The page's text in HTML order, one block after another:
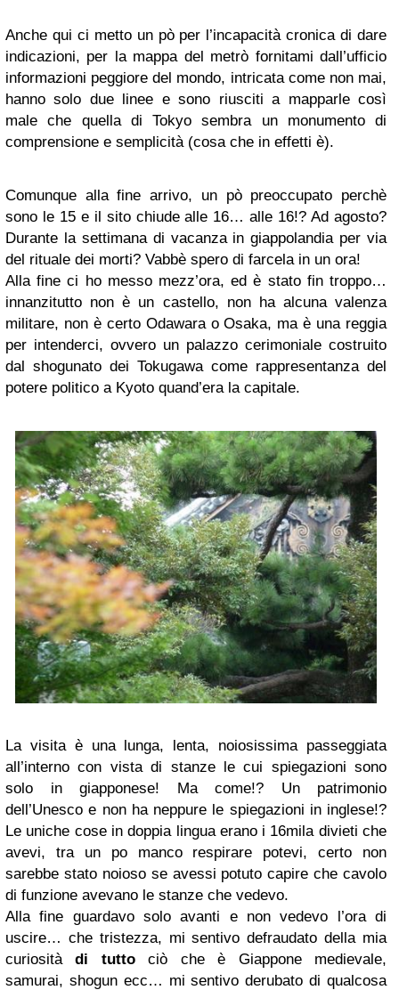
Anche qui ci metto un pò per l’incapacità cronica di dare
indicazioni, per la mappa del metrò fornitami dall’ufficio
informazioni peggiore del mondo, intricata come non mai,
hanno solo due linee e sono riusciti a mapparle così
male che quella di Tokyo sembra un monumento di
comprensione e semplicità (cosa che in effetti è).
Comunque alla fine arrivo, un pò preoccupato perchè
sono le 15 e il sito chiude alle 16… alle 16!? Ad agosto?
Durante la settimana di vacanza in giappolandia per via
del rituale dei morti? Vabbè spero di farcela in un ora!
Alla fine ci ho messo mezz’ora, ed è stato fin troppo…
innanzitutto non è un castello, non ha alcuna valenza
militare, non è certo Odawara o Osaka, ma è una reggia
per intenderci, ovvero un palazzo cerimoniale costruito
dal shogunato dei Tokugawa come rappresentanza del
potere politico a Kyoto quand’era la capitale.
La visita è una lunga, lenta, noiosissima passeggiata
all’interno con vista di stanze le cui spiegazioni sono
solo in giapponese! Ma come!? Un patrimonio
dell’Unesco e non ha neppure le spiegazioni in inglese!?
Le uniche cose in doppia lingua erano i 16mila divieti che
avevi, tra un po manco respirare potevi, certo non
sarebbe stato noioso se avessi potuto capire che cavolo
di funzione avevano le stanze che vedevo.
Alla fine guardavo solo avanti e non vedevo l’ora di
uscire… che tristezza, mi sentivo defraudato della mia
curiositàdi tuttociò che è Giappone medievale,
samurai, shogun ecc… mi sentivo derubato di qualcosa